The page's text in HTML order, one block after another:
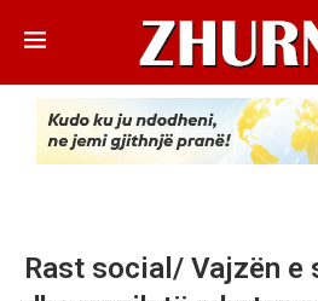
Rast social/ Vajzën e